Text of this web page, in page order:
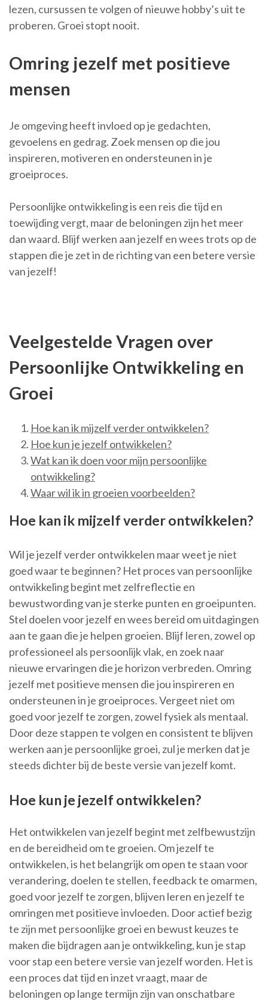
lezen, cursussen te volgen of nieuwe hobby’s uit te
proberen. Groei stopt nooit.
Omring jezelf met positieve
mensen
Je omgeving heeft invloed op je gedachten,
gevoelens en gedrag. Zoek mensen op die jou
inspireren, motiveren en ondersteunen in je
groeiproces.
Persoonlijke ontwikkeling is een reis die tijd en
toewijding vergt, maar de beloningen zijn het meer
dan waard. Blijf werken aan jezelf en wees trots op de
stappen die je zet in de richting van een betere versie
van jezelf!
Veelgestelde Vragen over
Persoonlijke Ontwikkeling en
Groei
Hoe kan ik mijzelf verder ontwikkelen?
Hoe kun je jezelf ontwikkelen?
Wat kan ik doen voor mijn persoonlijke
ontwikkeling?
Waar wil ik in groeien voorbeelden?
Hoe kan ik mijzelf verder ontwikkelen?
Wil je jezelf verder ontwikkelen maar weet je niet
goed waar te beginnen? Het proces van persoonlijke
ontwikkeling begint met zelfreflectie en
bewustwording van je sterke punten en groeipunten.
Stel doelen voor jezelf en wees bereid om uitdagingen
aan te gaan die je helpen groeien. Blijf leren, zowel op
professioneel als persoonlijk vlak, en zoek naar
nieuwe ervaringen die je horizon verbreden. Omring
jezelf met positieve mensen die jou inspireren en
ondersteunen in je groeiproces. Vergeet niet om
goed voor jezelf te zorgen, zowel fysiek als mentaal.
Door deze stappen te volgen en consistent te blijven
werken aan je persoonlijke groei, zul je merken dat je
steeds dichter bij de beste versie van jezelf komt.
Hoe kun je jezelf ontwikkelen?
Het ontwikkelen van jezelf begint met zelfbewustzijn
en de bereidheid om te groeien. Om jezelf te
ontwikkelen, is het belangrijk om open te staan voor
verandering, doelen te stellen, feedback te omarmen,
goed voor jezelf te zorgen, blijven leren en jezelf te
omringen met positieve invloeden. Door actief bezig
te zijn met persoonlijke groei en bewust keuzes te
maken die bijdragen aan je ontwikkeling, kun je stap
voor stap een betere versie van jezelf worden. Het is
een proces dat tijd en inzet vraagt, maar de
beloningen op lange termijn zijn van onschatbare